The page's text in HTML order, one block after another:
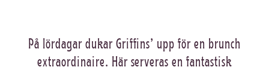
På lördagar dukar Griffins’ upp för en brunch
extraordinaire. Här serveras en fantastisk